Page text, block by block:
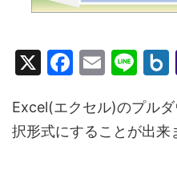
X
F
c
e
E
ai
l
Li
e
Excel(エクセル)のプル
択形式にすることが出来